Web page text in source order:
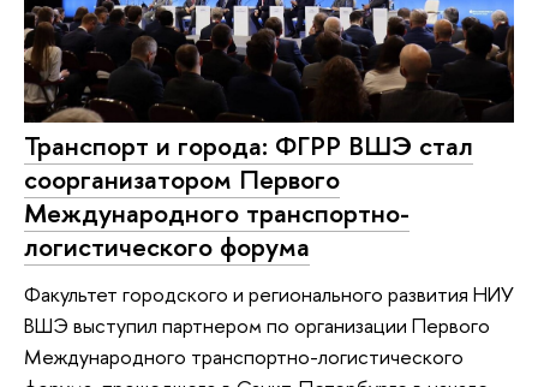
Транспорт и города: ФГРР ВШЭ стал
соорганизатором Первого
Международного транспортно-
логистического форума
Факультет городского и регионального развития НИУ
ВШЭ выступил партнером по организации Первого
Международного транспортно-логистического